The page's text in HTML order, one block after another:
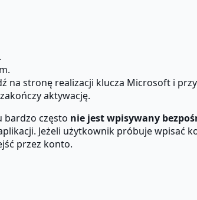
.
na stronę realizacji klucza Microsoft i
aktywację.
bardzo często nie jest wpisywany
Jeżeli użytkownik próbuje wpisać
przez konto.